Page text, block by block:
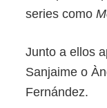
series como
Junto a ellos
Sanjaime o
Fernández.